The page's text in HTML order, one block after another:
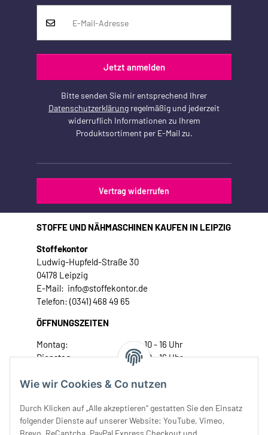
Wie wir Cookies & Co nutzen
Durch Klicken auf „Alle akzeptieren“ gestatten Sie den Einsatz
folgender Dienste auf unserer Website: YouTube, Vimeo,
Jetzt anmelden
Bitte senden Sie mir entsprechend Ihrer
Datenschutzerklärung regelmäßig und jederzeit
widerruflich Informationen zu Ihrem
Produktsortiment per E-Mail zu.
Vertrag widerrufen
STOFFE UND NÄHMASCHINEN KAUFEN IN LEIPZIG
Stoffekontor
Ludwig-Hupfeld-Straße 30
04178 Leipzig
E-Mail: info@stoffekontor.de
Telefon: (0341) 468 49 65
ÖFFNUNGSZEITEN
Montag:
10 - 16 Uhr
Dienstag:
10 - 16 Uhr
Donnerstag:
10 - 18 Uhr
Samstag:
10 - 14 Uhr